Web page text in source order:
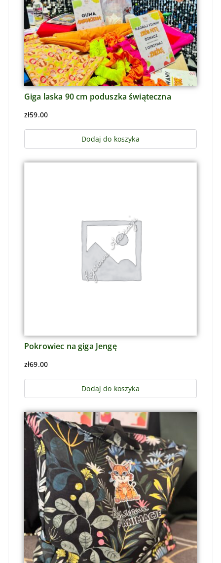
Giga laska 90 cm poduszka świąteczna
zł59.00
Dodaj do koszyka
Pokrowiec na giga Jengę
zł69.00
Dodaj do koszyka